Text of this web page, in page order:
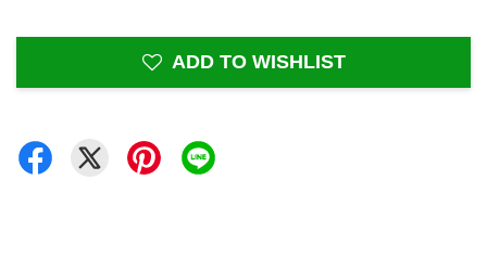
ADD TO WISHLIST